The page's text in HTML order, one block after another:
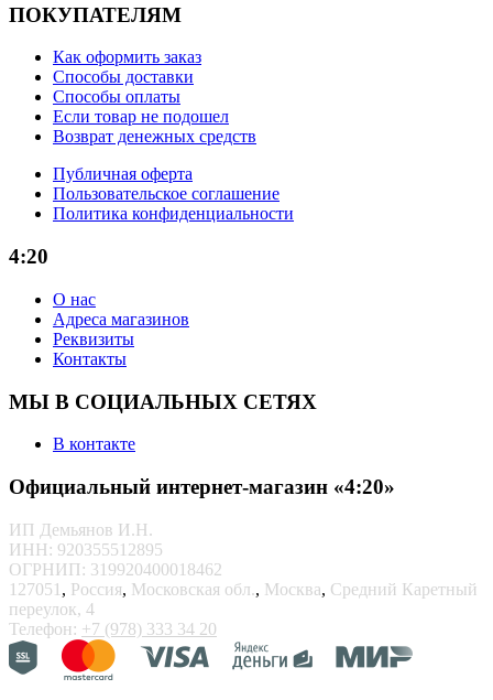
ПОКУПАТЕЛЯМ
Как оформить заказ
Способы доставки
Способы оплаты
Если товар не подошел
Возврат денежных средств
Публичная оферта
Пользовательское соглашение
Политика конфиденциальности
4:20
О нас
Адреса магазинов
Реквизиты
Контакты
МЫ В СОЦИАЛЬНЫХ СЕТЯХ
В контакте
Официальный интернет-магазин «4:20»
ИП Демьянов И.Н.
ИНН: 920355512895
ОГРНИП: 319920400018462
127051 , Россия, Московская обл., Москва, Средний Каретный
переулок, 4
Телефон: +7 (978) 333 34 20